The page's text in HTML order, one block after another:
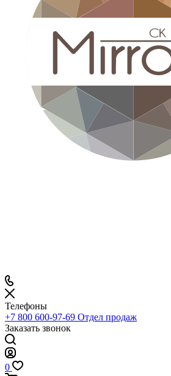
Телефоны
+7 800 600-97-69 Отдел продаж
Заказать звонок
0